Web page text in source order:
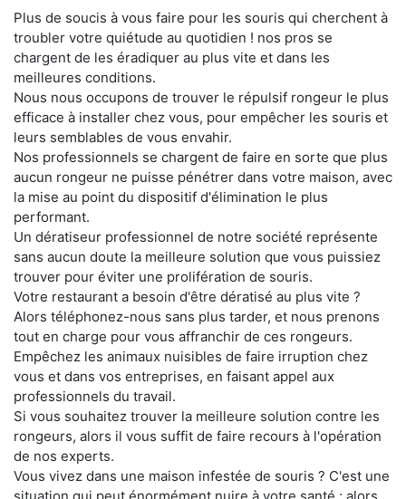
Plus de soucis à vous faire pour les souris qui cherchent à
troubler votre quiétude au quotidien ! nos pros se
chargent de les éradiquer au plus vite et dans les
meilleures conditions.
Nous nous occupons de trouver le répulsif rongeur le plus
efficace à installer chez vous, pour empêcher les souris et
leurs semblables de vous envahir.
Nos professionnels se chargent de faire en sorte que plus
aucun rongeur ne puisse pénétrer dans votre maison, avec
la mise au point du dispositif d'élimination le plus
performant.
Un dératiseur professionnel de notre société représente
sans aucun doute la meilleure solution que vous puissiez
trouver pour éviter une prolifération de souris.
Votre restaurant a besoin d'être dératisé au plus vite ?
Alors téléphonez-nous sans plus tarder, et nous prenons
tout en charge pour vous affranchir de ces rongeurs.
Empêchez les animaux nuisibles de faire irruption chez
vous et dans vos entreprises, en faisant appel aux
professionnels du travail.
Si vous souhaitez trouver la meilleure solution contre les
rongeurs, alors il vous suffit de faire recours à l'opération
de nos experts.
Vous vivez dans une maison infestée de souris ? C'est une
situation qui peut énormément nuire à votre santé ; alors